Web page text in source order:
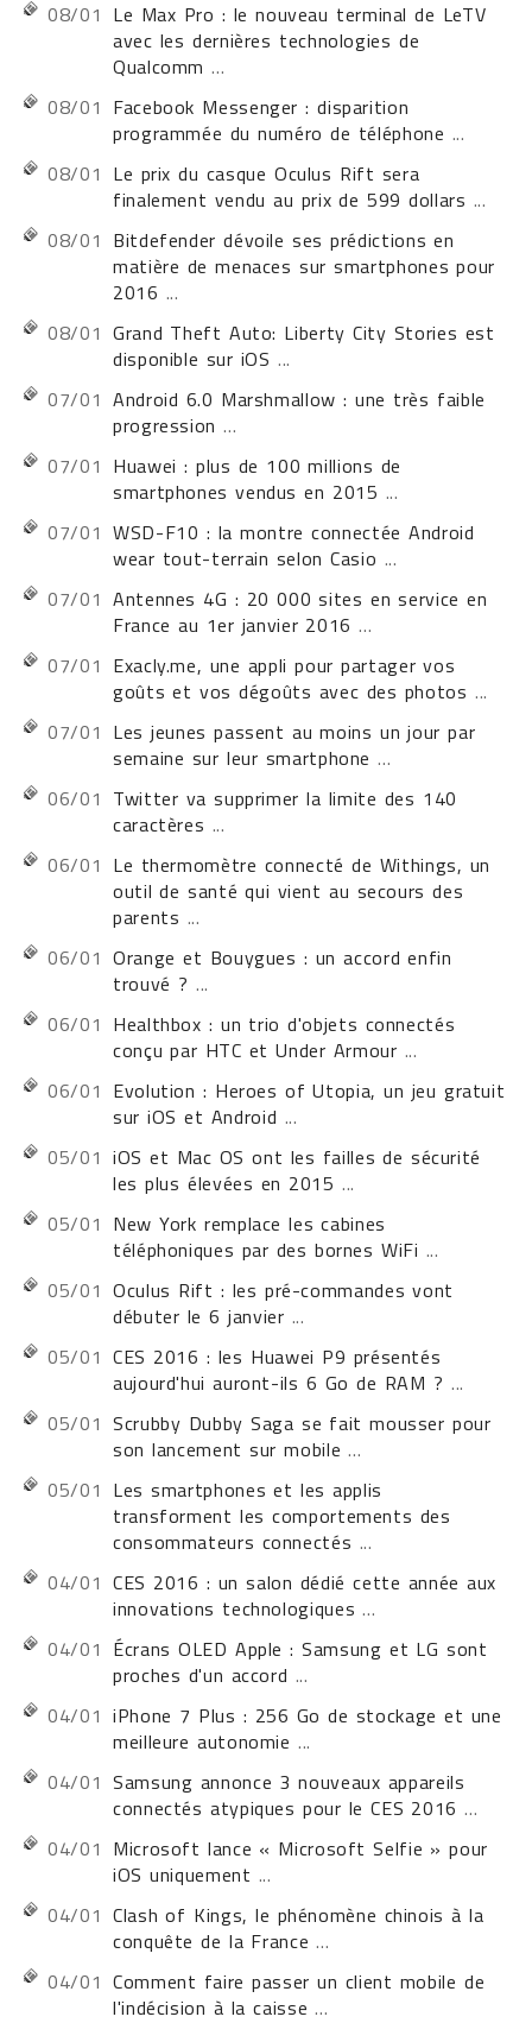
08/01 Le Max Pro : le nouveau terminal de LeTV
avec les dernières technologies de
Qualcomm ...
08/01 Facebook Messenger : disparition
programmée du numéro de téléphone ...
08/01 Le prix du casque Oculus Rift sera
finalement vendu au prix de 599 dollars ...
08/01 Bitdefender dévoile ses prédictions en
matière de menaces sur smartphones pour
2016 ...
08/01 Grand Theft Auto: Liberty City Stories est
disponible sur iOS ...
07/01 Android 6.0 Marshmallow : une très faible
progression ...
07/01 Huawei : plus de 100 millions de
smartphones vendus en 2015 ...
07/01 WSD-F10 : la montre connectée Android
wear tout-terrain selon Casio ...
07/01 Antennes 4G : 20 000 sites en service en
France au 1er janvier 2016...
07/01 Exacly.me, une appli pour partager vos
goûts et vos dégoûts avec des photos ...
07/01 Les jeunes passent au moins un jour par
semaine sur leur smartphone ...
06/01 Twitter va supprimer la limite des 140
caractères ...
06/01 Le thermomètre connecté de Withings, un
outil de santé qui vient au secours des
parents ...
06/01 Orange et Bouygues : un accord enfin
trouvé ? ...
06/01 Healthbox : un trio d'objets connectés
conçu par HTC et Under Armour ...
06/01 Evolution : Heroes of Utopia, un jeu gratuit
sur iOS et Android ...
05/01 iOS et Mac OS ont les failles de sécurité
les plus élevées en 2015 ...
05/01 New York remplace les cabines
téléphoniques par des bornes WiFi ...
05/01 Oculus Rift : les pré-commandes vont
débuter le 6 janvier ...
05/01 CES 2016 : les Huawei P9 présentés
aujourd'hui auront-ils 6 Go de RAM ? ...
05/01 Scrubby Dubby Saga se fait mousser pour
son lancement sur mobile ...
05/01 Les smartphones et les applis
transforment les comportements des
consommateurs connectés ...
04/01 CES 2016 : un salon dédié cette année aux
innovations technologiques ...
04/01 Écrans OLED Apple : Samsung et LG sont
proches d'un accord ...
04/01 iPhone 7 Plus : 256 Go de stockage et une
meilleure autonomie ...
04/01 Samsung annonce 3 nouveaux appareils
connectés atypiques pour le CES 2016 ...
04/01 Microsoft lance « Microsoft Selfie » pour
iOS uniquement ...
04/01 Clash of Kings, le phénomène chinois à la
conquête de la France ...
04/01 Comment faire passer un client mobile de
l'indécision à la caisse ...